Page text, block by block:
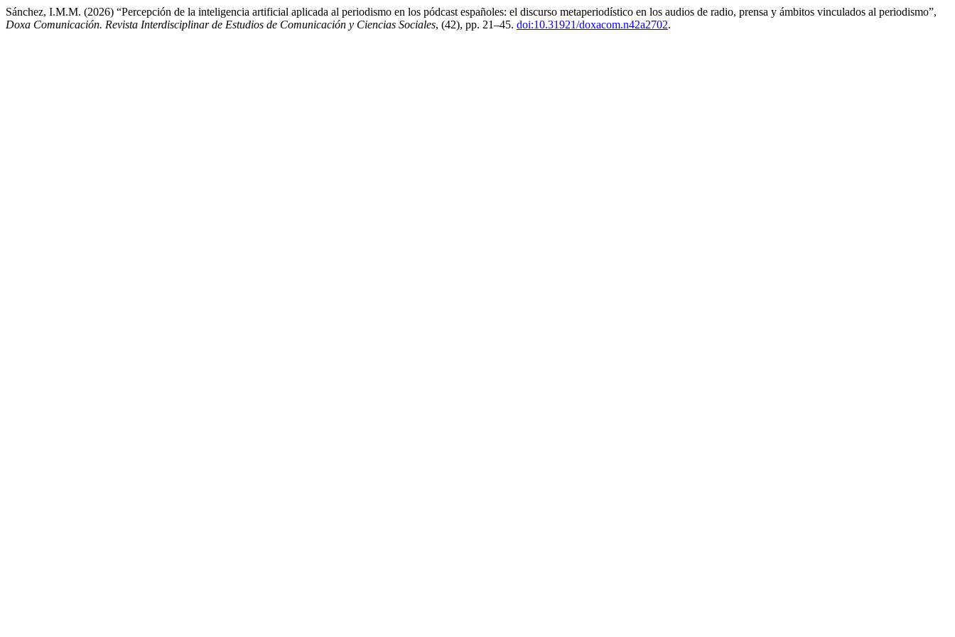
Sánchez, I.M.M. (2026) “Percepción de la inteligencia artificial aplicada al periodismo en los pódcast españoles: el discurso metaperiodístico en los audios de radio, prensa y ámbitos vinculados al periodismo”,
Doxa Comunicación. Revista Interdisciplinar de Estudios de Comunicación y Ciencias Sociales, (42), pp. 21–45. doi:10.31921/doxacom.n42a2702.